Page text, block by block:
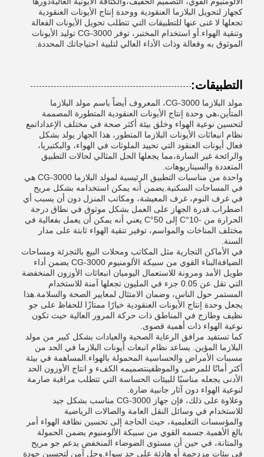
كجهاز لتحويل البلازما العنقودية ووحدة إنتاج الأيونات العنقودية
تجعلها لا غنى عنها للتطبيقات التي تتطلب تحويل الأيونات الفعالة
وتنقية الهواء.أو استخدام المختبر، توفر CG-3000 توليد الأيونات
الموثوق به وفعالة وذات الأداء العالي لتلبية احتياجاتك المحددة.
التطبيقات:
مولد البلازما CG-3000، المعروف أيضاً باسم مولد البلازما
المتأين،هي وحدة إنتاج الأيونات العنقودية المتطورة المصممة
لتحسين نوعية الهواء وخلق بيئة أكثر صحة في مختلف الإعداداتمع
نظام انبعاثات الأيونات البلازما المتطور، هذا الجهاز يولد بشكل
فعال أيونات العنقود التي تحييد الملوثات في الهواء، والبكتيريا،
والرائحة غير السارة،مما يجعلها الحل المثالي لحالات التطبيق
المتعددة والسيناريوهات.
واحدة من مناسبات التطبيق الرئيسية لمولد البلازما CG-3000 هي
في المساحات السكنية.يضمن أنه يمكن استخدامه بشكل مريح
في غرف النوم، غرف المعيشة، ومكاتب المنزل دون أن يسبب أي
اضطراب.قدرة الجهاز على العمل بشكل موثوق في نطاق درجة
الحرارة من -10°C إلى 50°C يعني أنه يمكن أن يعمل بفعالية في
مختلف المناخات والمواسم، توفير تنقية الهواء ثابتة على مدار
السنة.
في الأماكن التجارية مثل المكاتب ومحلات البيع بالتجزئة ومساحات
الضيافةالبناء القوي من سبيكة الألومنيوم CG-3000 يضمن أداء
طويل الأمد ومرونة للاستعمال اليوميان انبعاثات الأوزون المنخفضة
التي تقل عن 0.05 جزء في المليون تجعلها آمنة للاستخدام
المستمر حول الناس، وضمان الامتثال لمعايير الصحة والسلامة.هذا
يجعل وحدة إنتاج الأيونات العنقودية خيارًا ممتازًا للحفاظ على جو
نظيف وطازج في المناطق ذات حركة المرور العالية حيث تكون
نوعية الهواء ذات أهمية قصوى.
كما تستفيد مرافق الرعاية الصحية والعيادات بشكل كبير من مولد
البلازما المؤين. يساعد نظام انبعاث أيونات البلازما في الحد من
مسببات الأمراض والحساسية المحمولة بالهواء.المساهمة في بيئة
أكثر أمانًا للمرضى والموظفينتصميمه الكفء و انتاج الأوزون الحد
الأدنى يجعله مناسبًا للبيئات الحساسة التي تتطلب مراقبة صارمة
لنوعية الهواء دون آثار جانبية ضارة.
وعلاوة على ذلك، فإن جهاز CG-3000 مناسب بشكل جيد
للاستخدام في وسائل النقل العامة والصالات الرياضية
والمؤسسات التعليمية، حيث الحاجة إلى تحسين نظافة الهواء أمر
بالغ الأهمية.جسمه القوي من سبيكة الألومنيوم يضمن الحمولة
والمتانة، في حين أن مستوى الضوضاء المنخفض يدعم جو مريح
في بيئات مزدحمة أو هادئة على حد سواء.وحل آمن لتحسين جودة